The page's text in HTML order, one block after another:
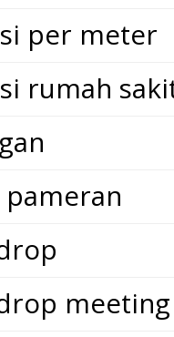
per meter
rumah
meeting